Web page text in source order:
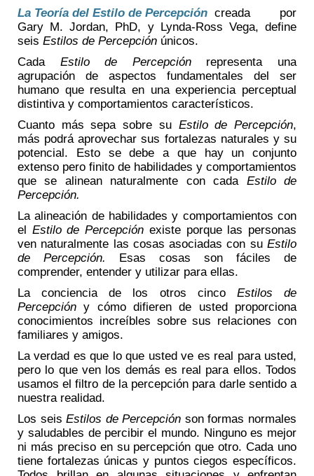
La Teoría del Estilo de Percepción creada por
Gary M. Jordan, PhD, y Lynda-Ross Vega, define
seis Estilos de Percepción únicos.
Cada Estilo de Percepciónrepresenta una
agrupación de aspectos fundamentales del ser
humano que resulta en una experiencia perceptual
distintiva y comportamientos característicos.
Cuanto más sepa sobre su Estilo de Percepción,
más podrá aprovechar sus fortalezas naturales y su
potencial. Esto se debe a que hay un conjunto
extenso pero finito de habilidades y comportamientos
que se alinean naturalmente con cada Estilo de
Percepción.
La alineación de habilidades y comportamientos con
el Estilo de Percepción existe porque las personas
ven naturalmente las cosas asociadas con su Estilo
de Percepción.
Esas cosas son fáciles de
comprender, entender y utilizar para ellas.
La conciencia de los otros cinco Estilos de
Percepción y cómo difieren de usted proporciona
conocimientos increíbles sobre sus relaciones con
familiares y amigos.
La verdad es que lo que usted ve es real para usted,
pero lo que ven los demás es real para ellos. Todos
usamos el filtro de la percepción para darle sentido a
nuestra realidad.
Los seisEstilos de Percepción son formas normales
y saludables de percibir el mundo. Ninguno es mejor
ni más preciso en su percepción que otro. Cada uno
tiene fortalezas únicas y puntos ciegos específicos.